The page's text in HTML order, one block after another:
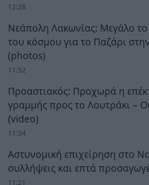
12:28
Νεάπολη Λακωνίας: Μεγάλο
του κόσμου για το Παζάρι
(photos)
11:52
Προαστιακός: Προχωρά η
γραμμής προς το Λουτράκι –
(video)
11:34
Αστυνομική επιχείρηση στο
συλλήψεις και επτά
11:21